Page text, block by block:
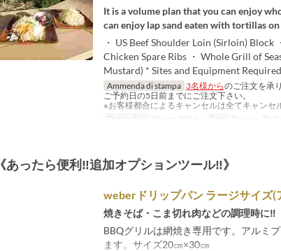
It is a volume plan that you can enjoy
can enjoy lap sand eaten with tortillas
・ US Beef Shoulder Loin (Sirloin)
Chicken Spare Ribs ・ Whole Grill of
Mustard) * Sites and Equipment
Ammenda di stampa 3名様からのご注文を承
ご予約日の5日前までにご注文下さい。
※お客様都合によるキャンセルは全てキャンセ
Date valide
01 apr 2024 ~ Pasti Pranzo, Tè,
《あったら便利‼追加オプションツール‼》
weberドリップパン ラージサイズ(
焼きそば・こま切れ肉などの調理時に‼
BBQグリルは網焼き専用です。アルミ
ます。サイズ20㎝×30㎝